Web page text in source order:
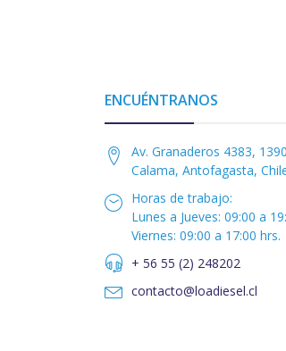
ENCUÉNTRANOS
Av. Granaderos 4383,
Calama, Antofagasta,
Horas de trabajo:
Lunes a Jueves: 09:00 a
Viernes: 09:00 a 17:00 hrs.
+ 56 55 (2) 248202
contacto@loadiesel.cl